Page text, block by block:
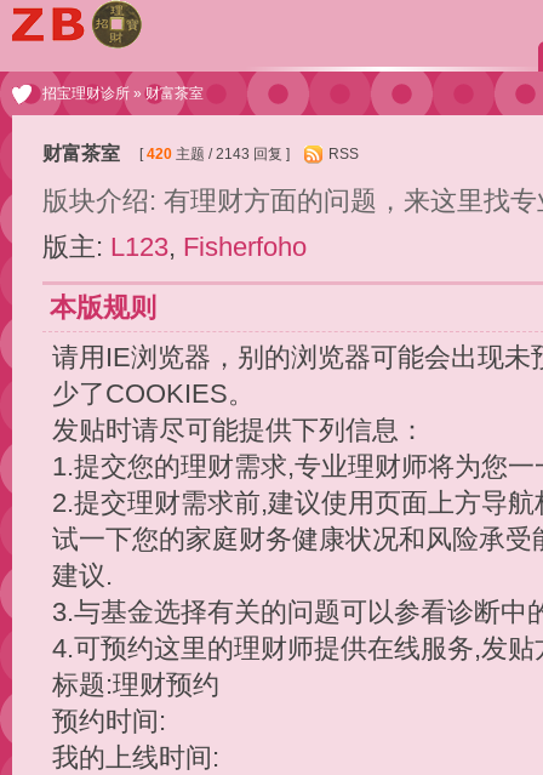
招宝理财诊所 » 财富茶室
财富茶室 [420 主题 / 2143 回复 ] RSS
版块介绍: 有理财方面的问题，来这里找
版主: L123, Fisherfoho
本版规则
请用IE浏览器，别的浏览器可能会出现
少了COOKIES。
发贴时请尽可能提供下列信息：
1.提交您的理财需求,专业理财师将为您一
2.提交理财需求前,建议使用页面上方导
试一下您的家庭财务健康状况和风险承
建议.
3.与基金选择有关的问题可以参看诊断中
4.可预约这里的理财师提供在线服务,发贴
标题:理财预约
预约时间:
我的上线时间: